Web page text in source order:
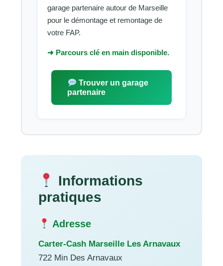
garage partenaire autour de Marseille
pour le démontage et remontage de
votre FAP.
➜ Parcours clé en main disponible.
Trouver un garage
partenaire
Informations
pratiques
Adresse
Carter-Cash Marseille Les Arnavaux
722 Min Des Arnavaux